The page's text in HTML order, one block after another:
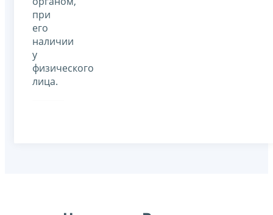
при
его
наличии
у
физического
лица.